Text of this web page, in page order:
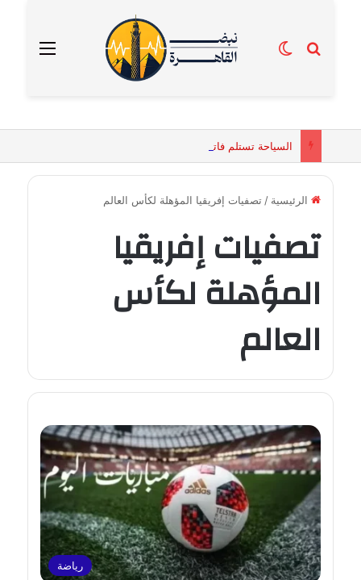
القائمة بحث عنالوضع المظلم
الرئيسية / تصفيات إفريقيا المؤهلة لكأس العالم
تصفيات إفريقيا
المؤهلة لكأس
العالم
رياضة